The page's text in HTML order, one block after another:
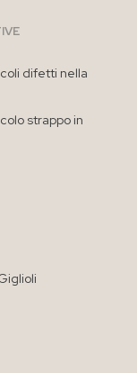
difetti nella
strappo in